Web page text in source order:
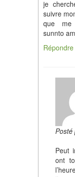
je
suivre
que me
sunnto
Répondre
Posté
Peut
ont